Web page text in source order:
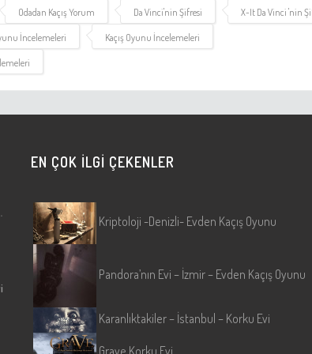
Odadan Kaçış Yorum Da Vinci'nin Şifresi X-It Da Vinci 'nin
İncelemeleri Kaçış Oyunu İncelemeleri
Merkezi
EN ÇOK İLGİ ÇEKENLER
Kriptoloji -Denizli- Evden Kaçış Oyunu
Pandora’nın Evi – İzmir – Evden Kaçış Oyunu
Karanlıktakiler – İstanbul – Korku Evi